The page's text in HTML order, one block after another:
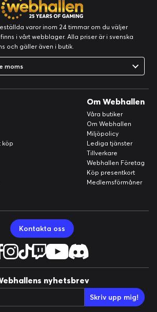
varor inom 24 timmar om du väljer
i vårt webblager. Alla priser är i svenska
och gäller även i butik.
moms
köp
Om Webhallen
Våra butiker
Om Webhallen
Miljöpolicy
Lediga tjänster
Tillverkare
Webhallen Företag
Köp presentkort
Medlemsförmåner
Kontakta oss
nyhetsbrev
Skriv upp mig!